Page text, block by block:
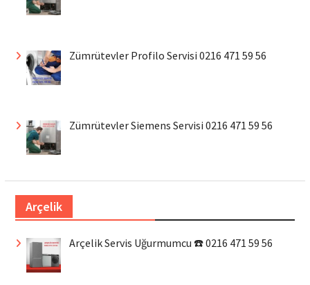
Zümrütevler Profilo Servisi 0216 471 59 56
Zümrütevler Siemens Servisi 0216 471 59 56
Arçelik
Arçelik Servis Uğurmumcu ☎️ 0216 471 59 56